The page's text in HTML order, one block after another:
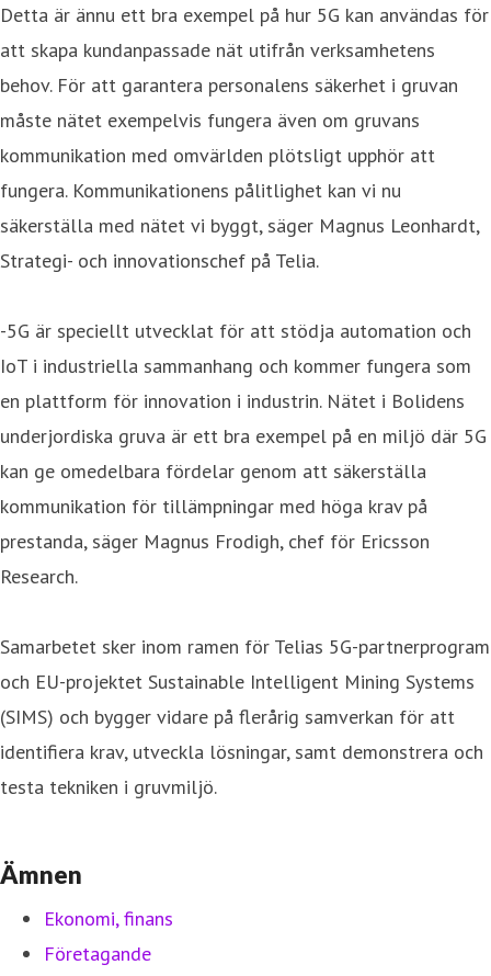
Detta är ännu ett bra exempel på hur 5G kan användas för
att skapa kundanpassade nät utifrån verksamhetens
behov. För att garantera personalens säkerhet i gruvan
måste nätet exempelvis fungera även om gruvans
kommunikation med omvärlden plötsligt upphör att
fungera. Kommunikationens pålitlighet kan vi nu
säkerställa med nätet vi byggt, säger Magnus Leonhardt,
Strategi- och innovationschef på Telia.
-5G är speciellt utvecklat för att stödja automation och
IoT i industriella sammanhang och kommer fungera som
en plattform för innovation i industrin. Nätet i Bolidens
underjordiska gruva är ett bra exempel på en miljö där 5G
kan ge omedelbara fördelar genom att säkerställa
kommunikation för tillämpningar med höga krav på
prestanda, säger Magnus Frodigh, chef för Ericsson
Research.
Samarbetet sker inom ramen för Telias 5G-partnerprogram
och EU-projektet Sustainable Intelligent Mining Systems
(SIMS) och bygger vidare på flerårig samverkan för att
identifiera krav, utveckla lösningar, samt demonstrera och
testa tekniken i gruvmiljö.
Ämnen
Ekonomi, finans
Företagande